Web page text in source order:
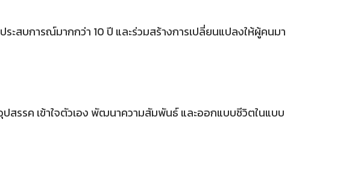
บการณ์มากกว่า 10 ปี และร่วมสร้างการเปลี่ยนแปลงให้ผู้คนมา
สรรค เข้าใจตัวเอง พัฒนาความสัมพันธ์ และออกแบบชีวิตในแบบ